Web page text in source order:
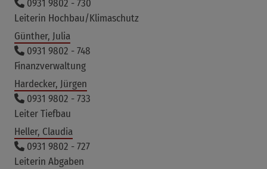
0931 9802 - 730
Leiterin Hochbau/Klimaschutz
Günther, Julia
0931 9802 - 748
Finanzverwaltung
Hardecker, Jürgen
0931 9802 - 733
Leiter Tiefbau
Heller, Claudia
0931 9802 - 727
Leiterin Abgaben